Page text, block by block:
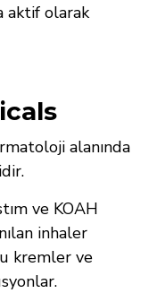
aktif olarak
alanında
ve KOAH
inhaler
kremler ve